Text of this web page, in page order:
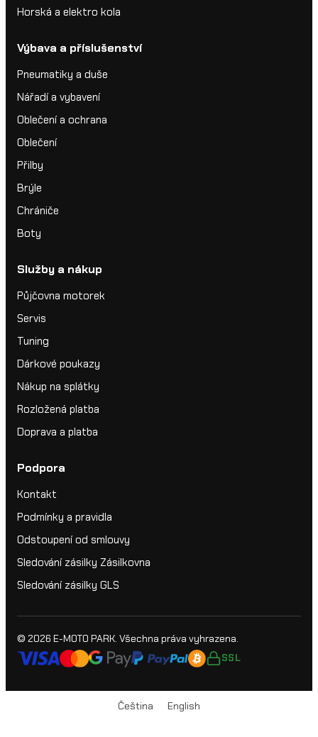
Horská a elektro kola
Výbava a příslušenství
Pneumatiky a duše
Nářadí a vybavení
Oblečení a ochrana
Oblečení
Přilby
Brýle
Chrániče
Boty
Služby a nákup
Půjčovna motorek
Servis
Tuning
Dárkové poukazy
Nákup na splátky
Rozložená platba
Doprava a platba
Podpora
Kontakt
Podmínky a pravidla
Odstoupení od smlouvy
Sledování zásilky Zásilkovna
Sledování zásilky GLS
© 2026 E-MOTO PARK. Všechna práva vyhrazena.
SSL
Čeština English